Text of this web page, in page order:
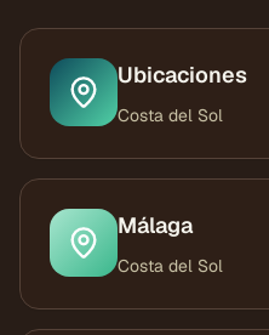
Ubicaciones
Costa del Sol
Málaga
Costa del Sol